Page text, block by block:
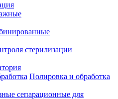
стерилизации
Полировка и обработка
сепарационные для